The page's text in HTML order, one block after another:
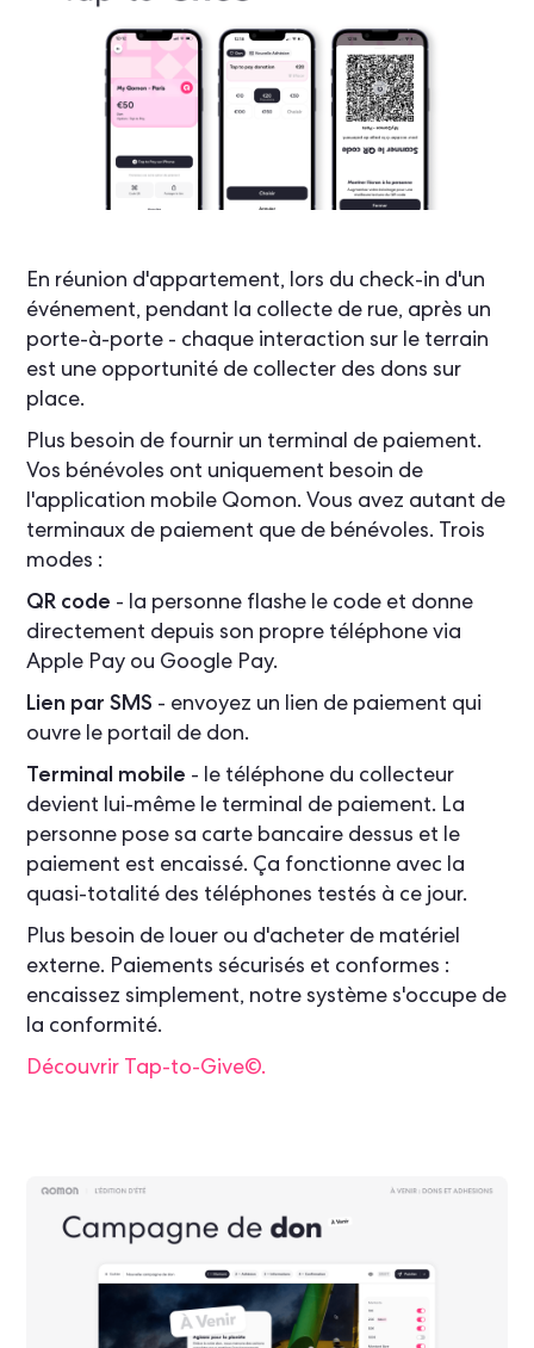
En réunion d'appartement, lors du check-in d'un
événement, pendant la collecte de rue, après un
porte-à-porte - chaque interaction sur le terrain
est une opportunité de collecter des dons sur
place.
Plus besoin de fournir un terminal de paiement.
Vos bénévoles ont uniquement besoin de
l'application mobile Qomon. Vous avez autant de
terminaux de paiement que de bénévoles. Trois
modes :
QR code - la personne flashe le code et donne
directement depuis son propre téléphone via
Apple Pay ou Google Pay.
Lien par SMS - envoyez un lien de paiement qui
ouvre le portail de don.
Terminal mobile - le téléphone du collecteur
devient lui-même le terminal de paiement. La
personne pose sa carte bancaire dessus et le
paiement est encaissé. Ça fonctionne avec la
quasi-totalité des téléphones testés à ce jour.
Plus besoin de louer ou d'acheter de matériel
externe. Paiements sécurisés et conformes :
encaissez simplement, notre système s'occupe de
la conformité.
Découvrir Tap-to-Give©.